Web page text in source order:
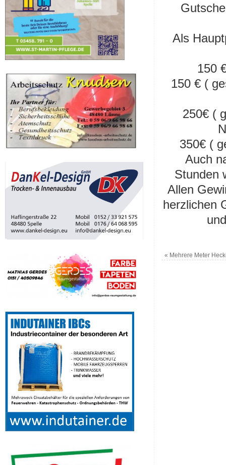
Als
150
150 € (
250€ (
350€ (
Auch
Stunden
Allen
herzlichen
« Mehrere Meter